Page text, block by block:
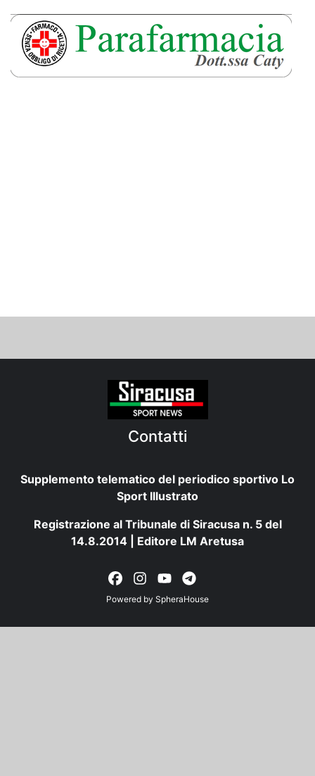
Contatti
Supplemento telematico del periodico sportivo Lo
Sport Illustrato
Registrazione al Tribunale di Siracusa n. 5 del
14.8.2014 | Editore LM Aretusa
Powered by SpheraHouse